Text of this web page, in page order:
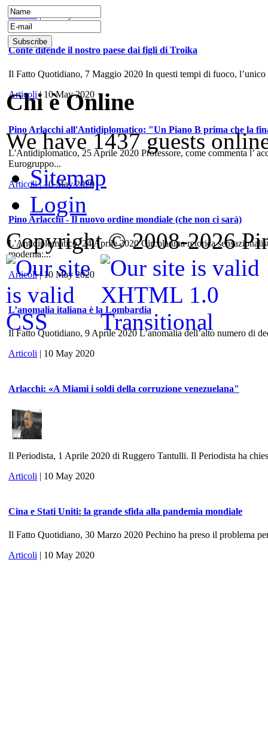
Articoli
Conte difende il nostro paese dai figli di Troika
Il Fatto Quotidiano, 7 Maggio 2020 In questi tempi di fuoco,
Articoli| 10 May 2020
Pino Arlacchi all'Antidiplomatico: "Un Piano B prima che la
L'Antidiplomatico, 25 Aprile 2020 Professore, come commenta l’
Eurogruppo...
Articoli| 10 May 2020
Pino Arlacchi - Il nuovo ordine mondiale (che non ci sarà)
L'Antidiplomatico, 24 Aprile 2020 Circola una retorica
moderna:...
Articoli| 10 May 2020
L’anomalia italiana è la Lombardia
Il Fatto Quotidiano, 9 Aprile 2020 L’anomalia dell’alto numero di
Articoli | 10 May 2020
Arlacchi: «A Miami i soldi della corruzione venezuelana"
Il Periodista, 1 Aprile 2020 di Ruggero Tantulli. Il Periodista ha
Articoli | 10 May 2020
Cina e Stati Uniti: la grande sfida alla pandemia mondiale
Il Fatto Quotidiano, 30 Marzo 2020 Pechino ha preso il problema
Articoli | 10 May 2020
Chi è Online
We have 1437 guests
Sitemap
Login
Copyright © 2008-2026